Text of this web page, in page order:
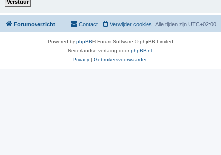
Forumoverzicht Alle tijden zijn UTC+02:00
Verwijder cookies
Contact
Powered by phpBB® Forum Software © phpBB Limited
Nederlandse vertaling doorphpBB.nl
Privacy | Gebruikersvoorwaarden